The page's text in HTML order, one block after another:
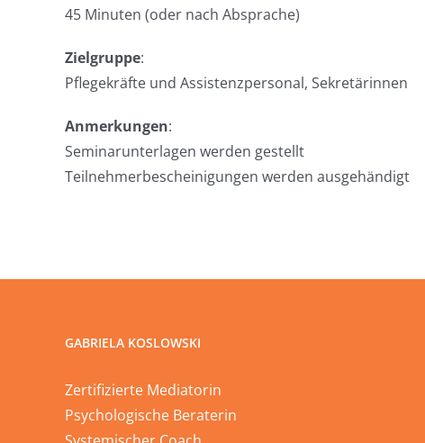
45 Minuten (oder nach Absprache)
Zielgruppe:
Pflegekräfte und Assistenzpersonal, Sekretärinnen
Anmerkungen:
Seminarunterlagen werden gestellt
Teilnehmerbescheinigungen werden ausgehändigt
GABRIELA KOSLOWSKI
Zertifizierte Mediatorin
Psychologische Beraterin